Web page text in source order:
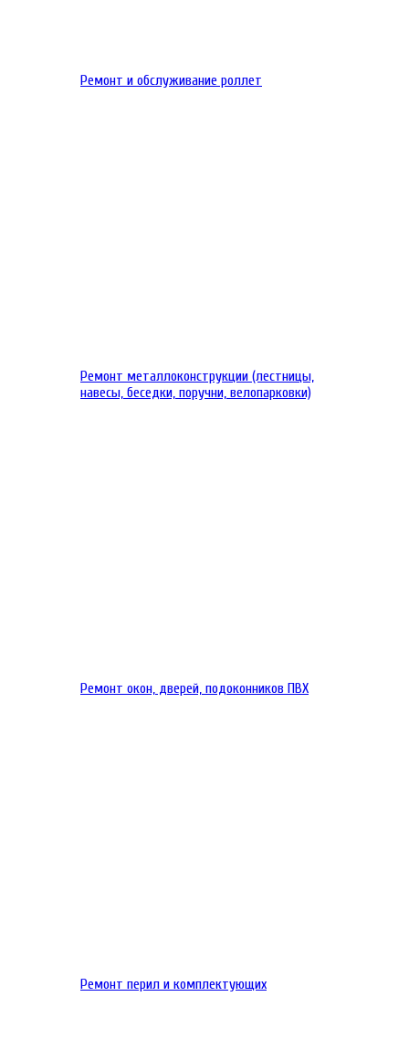
Ремонт и обслуживание роллет
Ремонт металлоконструкции (лестницы,
навесы, беседки, поручни, велопарковки)
Ремонт окон, дверей, подоконников ПВХ
Ремонт перил и комплектующих